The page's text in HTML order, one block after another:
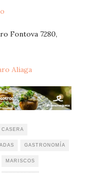
Fontova 7280,
Aliaga
GASTRONOMÍA
MARISCOS